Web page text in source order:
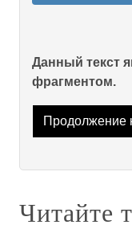
Данный текст
фрагментом.
Продолжение
Читайте